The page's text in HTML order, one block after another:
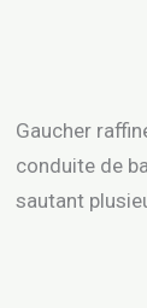
Gaucher
conduite de
sautant